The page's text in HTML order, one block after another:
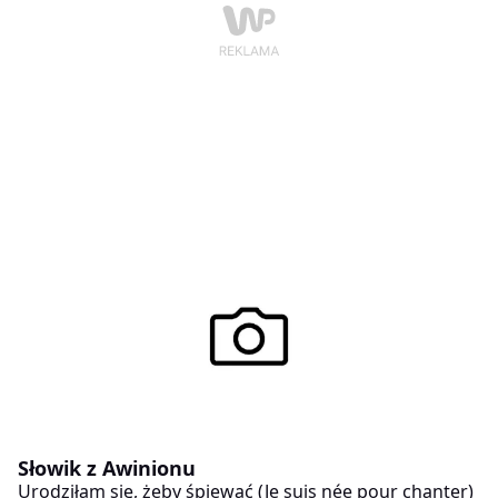
Słowik z Awinionu
Urodziłam się, żeby śpiewać (Je suis née pour chanter)